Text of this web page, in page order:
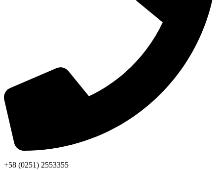
+58 (0251) 2553355